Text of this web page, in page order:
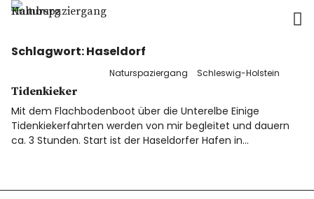
Kulturspaziergang Hamburg
Home
Kulturspaziergang
Naturspaziergang
Schlagwort:Haseldorf
Naturspaziergang Schleswig-Holstein
Tidenkieker
Mit dem Flachbodenboot über die Unterelbe Einige
Tidenkiekerfahrten werden von mir begleitet und dauern
ca. 3 Stunden. Start ist der Haseldorfer Hafen in…